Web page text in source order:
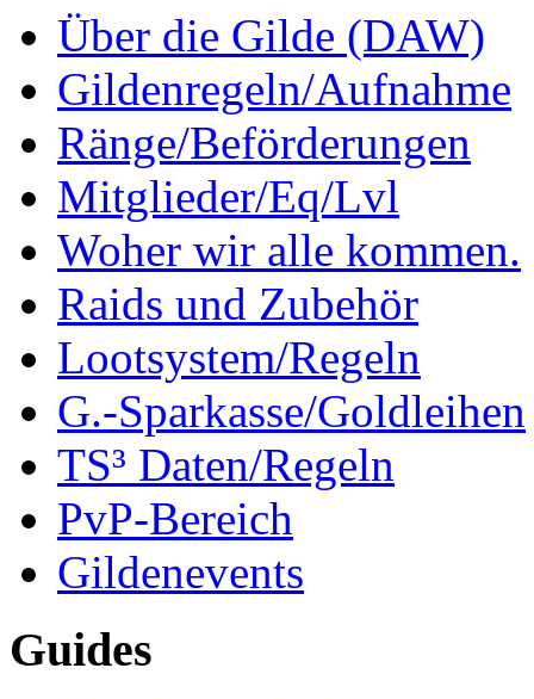
Über die Gilde (DAW)
Gildenregeln/Aufnahme
Ränge/Beförderungen
Mitglieder/Eq/Lvl
Woher wir alle kommen.
Raids und Zubehör
Lootsystem/Regeln
G.-Sparkasse/Goldleihen
TS³ Daten/Regeln
PvP-Bereich
Gildenevents
Guides